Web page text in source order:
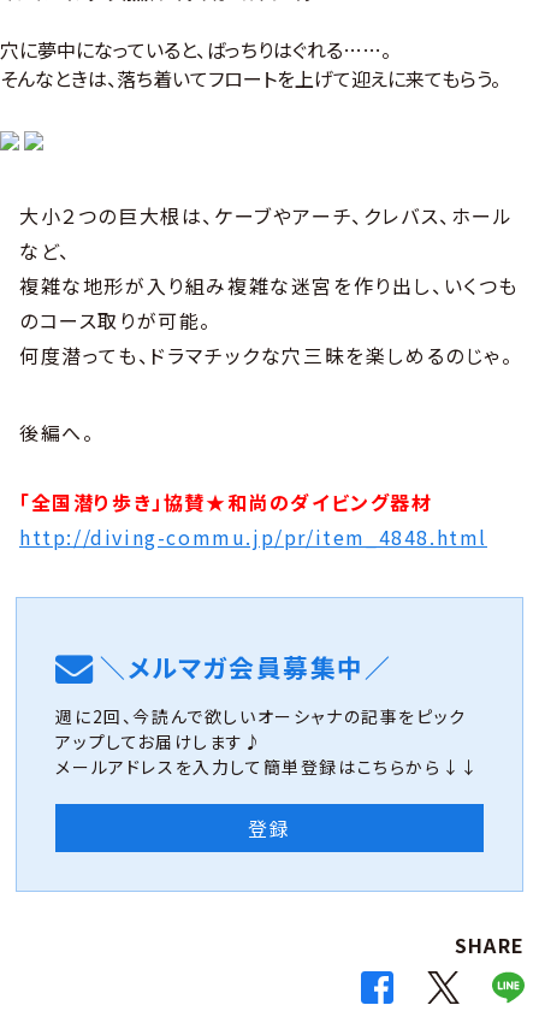
穴に夢中になっていると、ばっちりはぐれる……。
そんなときは、落ち着いてフロートを上げて迎えに来てもらう。
大小２つの巨大根は、ケーブやアーチ、クレバス、ホール
など、
複雑な地形が入り組み複雑な迷宮を作り出し、いくつも
のコース取りが可能。
何度潜っても、ドラマチックな穴三昧を楽しめるのじゃ。
後編へ。
「全国潜り歩き」協賛★和尚のダイビング器材
http://diving-commu.jp/pr/item_4848.html
＼メルマガ会員募集中／
週に2回、今読んで欲しいオーシャナの記事をピック
アップしてお届けします♪
メールアドレスを入力して簡単登録はこちらから↓↓
登録
SHARE